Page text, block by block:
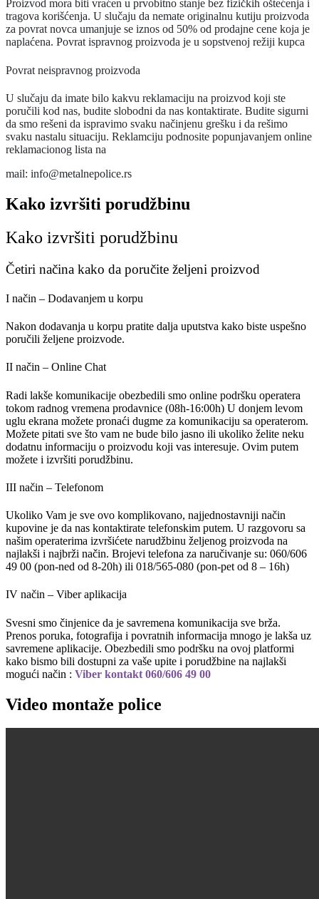
Proizvod mora biti vraćen u prvobitno stanje bez fizičkih oštećenja i
tragova korišćenja. U slučaju da nemate originalnu kutiju proizvoda
za povrat novca umanjuje se iznos od 50% od prodajne cene koja je
naplaćena. Povrat ispravnog proizvoda je u sopstvenoj režiji kupca
Povrat neispravnog proizvoda
U slučaju da imate bilo kakvu reklamaciju na proizvod koji ste
poručili kod nas, budite slobodni da nas kontaktirate. Budite sigurni
da smo rešeni da ispravimo svaku načinjenu grešku i da rešimo
svaku nastalu situaciju. Reklamciju podnosite popunjavanjem online
reklamacionog lista na
mail: info@metalnepolice.rs
Kako izvršiti porudžbinu
Kako izvršiti porudžbinu
Četiri načina kako da poručite željeni proizvod
I način – Dodavanjem u korpu
Nakon dodavanja u korpu pratite dalja uputstva kako biste uspešno
poručili željene proizvode.
II način – Online Chat
Radi lakše komunikacije obezbedili smo online podršku operatera
tokom radnog vremena prodavnice (08h-16:00h) U donjem levom
uglu ekrana možete pronaći dugme za komunikaciju sa operaterom.
Možete pitati sve što vam ne bude bilo jasno ili ukoliko želite neku
dodatnu informaciju o proizvodu koji vas interesuje. Ovim putem
možete i izvršiti porudžbinu.
III način – Telefonom
Ukoliko Vam je sve ovo komplikovano, najjednostavniji način
kupovine je da nas kontaktirate telefonskim putem. U razgovoru sa
našim operaterima izvršićete narudžbinu željenog proizvoda na
najlakši i najbrži način. Brojevi telefona za naručivanje su: 060/606
49 00 (pon-ned od 8-20h) ili 018/565-080 (pon-pet od 8 – 16h)
IV način – Viber aplikacija
Svesni smo činjenice da je savremena komunikacija sve brža.
Prenos poruka, fotografija i povratnih informacija mnogo je lakša uz
savremene aplikacije. Obezbedili smo podršku na ovoj platformi
kako bismo bili dostupni za vaše upite i porudžbine na najlakši
mogući način : Viber kontakt 060/606 49 00
Video montaže police